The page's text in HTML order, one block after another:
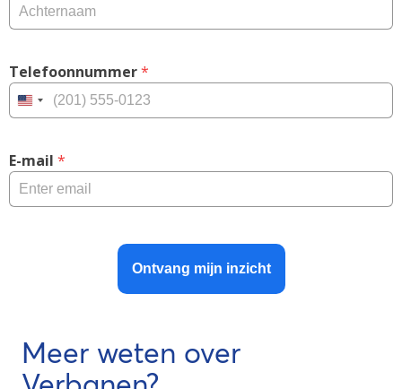
Telefoonnummer *
United
E-mail *
Ontvang mijn inzicht
Meer weten over